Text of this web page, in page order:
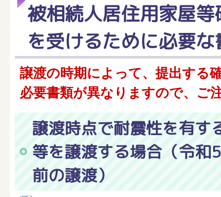
被相続人居住用家屋
を受けるために必要な
譲渡の時期によって、提出する
必要書類が異なりますので、ご
譲渡時点で耐震性を有す
等を譲渡する場合（令和
前の譲渡）